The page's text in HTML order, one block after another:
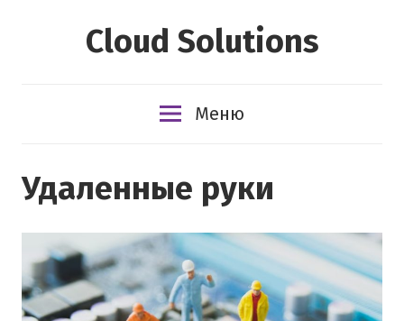
Cloud Solutions
Меню
Удаленные руки